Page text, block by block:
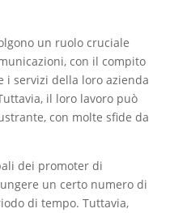
un ruolo cruciale
con il compito
servizi della loro azienda
il loro lavoro può
con molte sfide da
dei promoter di
un certo numero di
di tempo. Tuttavia,